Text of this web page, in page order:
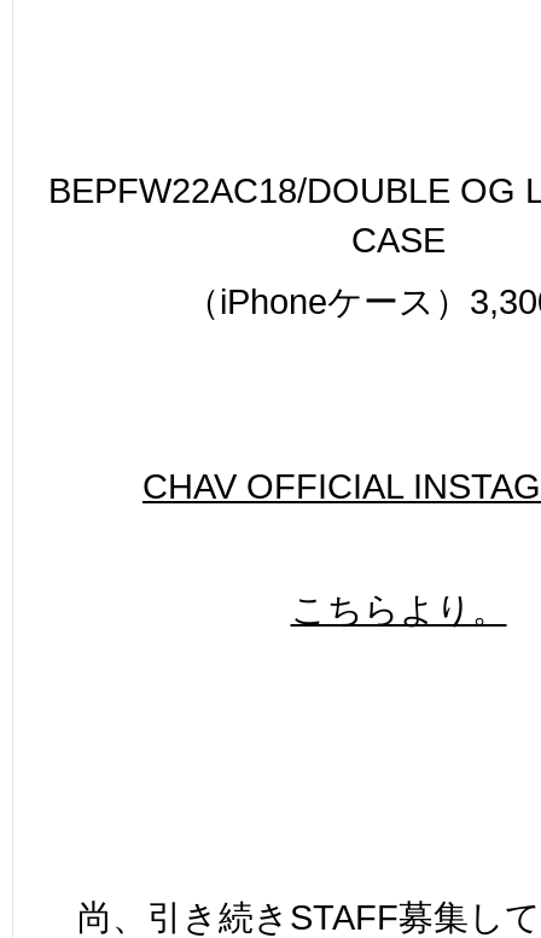
BEPFW22AC18/DOUBLE OG
CASE
（iPhoneケース）
CHAV OFFICIAL
こちらより。
尚、引き続きSTAFF募集し